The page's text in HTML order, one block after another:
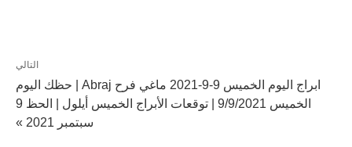
التالي
ابراج اليوم الخميس 9-9-2021 ماغي فرح Abraj | حظك اليوم
الخميس 9/9/2021 | توقعات الأبراج الخميس أيلول | الحظ 9
سبتمبر 2021 »